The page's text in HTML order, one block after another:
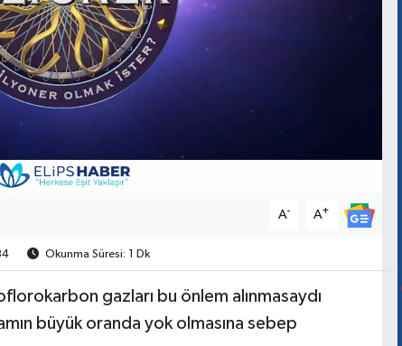
A- A+
Okunma Süresi: 1 Dk
gazları bu önlem alınmasaydı
büyük oranda yok olmasına sebep